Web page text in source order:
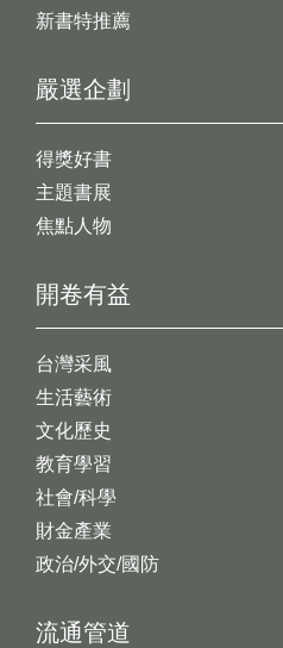
新書特推薦
開卷有益
台灣采風
生活藝術
文化歷史
教育學習
社會/科學
財金產業
政治/外交/國防
嚴選企劃
得獎好書
主題書展
焦點人物
流通管道